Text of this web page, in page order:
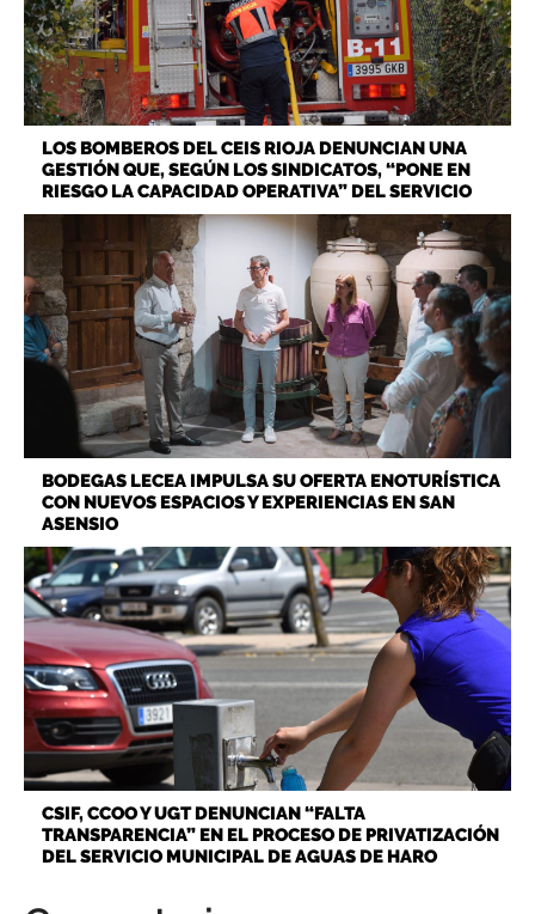
LOS BOMBEROS DEL CEIS RIOJA DENUNCIAN UNA
GESTIÓN QUE, SEGÚN LOS SINDICATOS, “PONE EN
RIESGO LA CAPACIDAD OPERATIVA” DEL SERVICIO
BODEGAS LECEA IMPULSA SU OFERTA ENOTURÍSTICA
CON NUEVOS ESPACIOS Y EXPERIENCIAS EN SAN
ASENSIO
CSIF, CCOO Y UGT DENUNCIAN “FALTA
TRANSPARENCIA” EN EL PROCESO DE PRIVATIZACIÓN
DEL SERVICIO MUNICIPAL DE AGUAS DE HARO